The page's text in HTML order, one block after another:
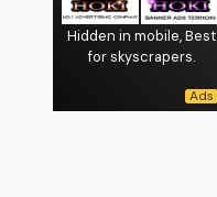
Hidden in mobile, Best
for skyscrapers.